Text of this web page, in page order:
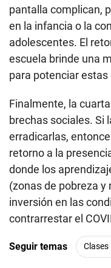
pantalla complican,
en la infancia o la
adolescentes. El
escuela brinde una
para potenciar
Finalmente, la
brechas sociales. Si
erradicarlas,
retorno a la
donde los
(zonas de pobreza
inversión en las
contrarrestar el
Seguir temas Clases